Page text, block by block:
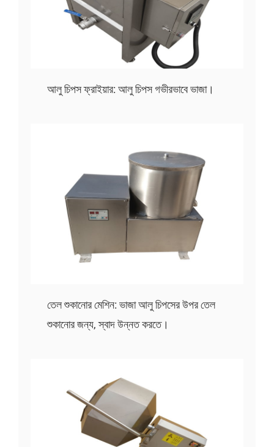
আলু চিপস ফ্রাইয়ার: আলু চিপস গভীরভাবে ভাজা।
তেল শুকানোর মেশিন: ভাজা আলু চিপসের উপর তেল
শুকানোর জন্য, স্বাদ উন্নত করতে।